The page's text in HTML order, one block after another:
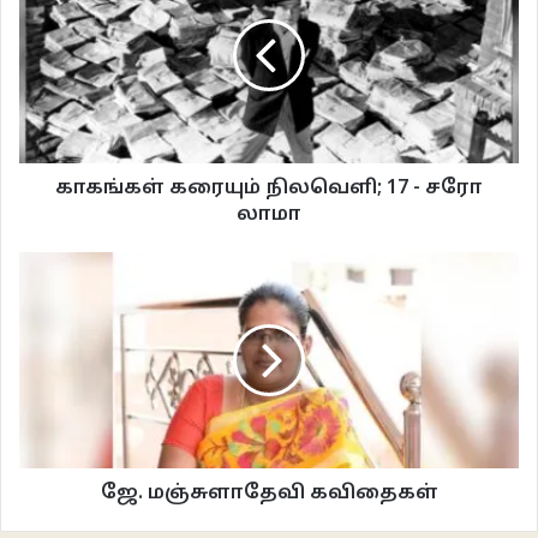
அங்கும் இங்கும் திசைகளைப் பார்த்துக்கொண்டிருக்கும் போது காற்று புழுதியை
இறைத்தபொழுது சேகர் தோன்றினான். வந்ததும்
“மன்னிக்கனும்….மாமா….ரயில்வே ஸ்டேசனுக்கு வரமுடியல. வார்டு டியூட்டி
இருந்துச்சு…ஆபீசர் வேற புதுசு…பர்மிசன் கிடைக்கல…எதும் தப்பா
நினைச்சுக்காதீங்க” என்னை எதிர்பேசவிடாமல் அவனே பேசினான்.
குழந்தைகள் அவர்கள் பைகளைப் பின்புறம் மாட்டிக்கொண்டார்கள். லலிதாவும்
நானும் தலா ரெண்டு கைகளில் பிடித்துக்கொண்டோம். இன்னும் இரண்டு
சூட்கேஸ்கள் ஒரு கைப்பை மீதமிருந்தது. மிகுந்த சிரமத்துடன் சேகர்
கைப்பையையும் சூட்கேஸ்கள் இரண்டையும் எடுத்துக்கொண்டான். நடந்து…
நடந்து… சேகர் என்னைப் பின்னால் திரும்பிப் பார்த்து “இவ்வளவு தானா…
இன்னும் எதாவது இருக்கா?” என்றான். குழந்தைகள் இருவரும் வாய்விட்டுச்
சிரித்தார்கள். “இல்ல மாமா…நீங்க, அக்கா, குழந்தைக ரெண்டு பேரு. ஒங்க
நாலுபேருக்கு ஒம்பது பேக்கை எடுத்துட்டு வரணுமா… நல்லவேளை இன்னும்
நாலு எடுத்துட்டு வராமப் போயிட்டீங்களே…” என்று விளக்கமாகக் கேட்டான்.
நான் வெகு தூரம் பயணம் செய்தது குறைவே. மனைவி குழந்தைகளுடன் தில்லி
காகங்கள் கரையும் நிலவெளி; 17 - சரோ
லாமா
ஜே. மஞ்சுளாதேவி கவிதைகள்